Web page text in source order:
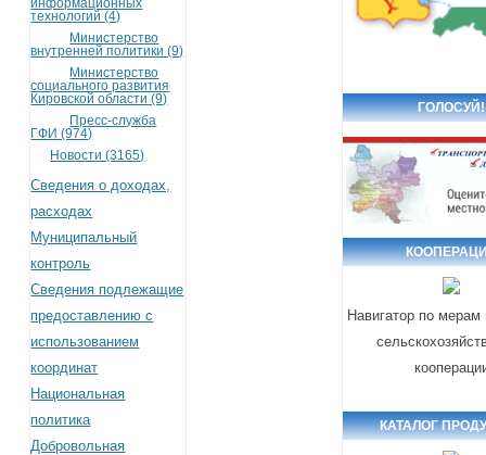
технологий (4)
Министерство
внутренней политики (9)
Министерство
социального развития
Кировской области (9)
Пресс-служба
ГФИ (974)
Новости (3165)
Сведения о доходах,
расходах
Муниципальный
контроль
Сведения подлежащие
предоставлению с
использованием
координат
Национальная
политика
Добровольная
ГОЛОСУЙ!
Навигатор по
КАТАЛОГ